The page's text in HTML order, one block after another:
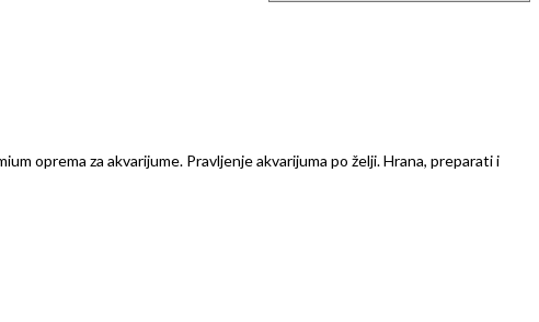
oprema za akvarijume. Pravljenje akvarijuma po želji. Hrana, preparati i